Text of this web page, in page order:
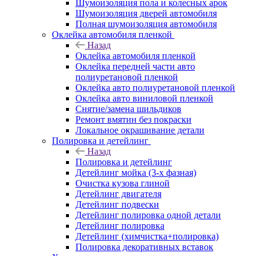
Шумоизоляция пола и колесных арок
Шумоизоляция дверей автомобиля
Полная шумоизоляция автомобиля
Оклейка автомобиля пленкой
Назад
Оклейка автомобиля пленкой
Оклейка передней части авто
полиуретановой пленкой
Оклейка авто полиуретановой пленкой
Оклейка авто виниловой пленкой
Снятие/замена шильдиков
Ремонт вмятин без покраски
Локальное окрашивание детали
Полировка и детейлинг
Назад
Полировка и детейлинг
Детейлинг мойка (3-х фазная)
Очистка кузова глиной
Детейлинг двигателя
Детейлинг подвески
Детейлинг полировка одной детали
Детейлинг полировка
Детейлинг (химчистка+полировка)
Полировка декоративных вставок